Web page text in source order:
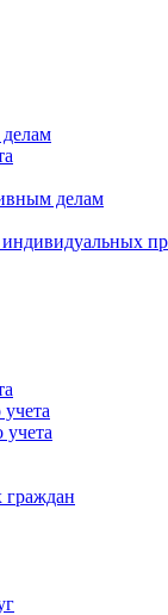
делам
учета
граждан